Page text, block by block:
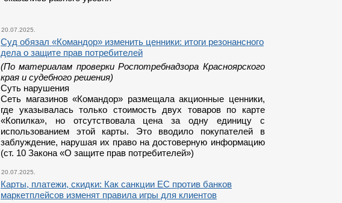
20.07.2025.
Суд обязал «Командор» изменить ценники: итоги резонансного
дела о защите прав потребителей
(По материалам проверки Роспотребнадзора Красноярского
края и судебного решения)
Суть нарушения
Сеть магазинов «Командор» размещала акционные ценники,
где указывалась только стоимость двух товаров по карте
«Копилка», но отсутствовала цена за одну единицу с
использованием этой карты. Это вводило покупателей в
заблуждение, нарушая их право на достоверную информацию
(ст. 10 Закона «О защите прав потребителей»)
20.07.2025.
Карты, платежи, скидки: Как санкции ЕС против банков
маркетплейсов изменят правила игры для клиентов